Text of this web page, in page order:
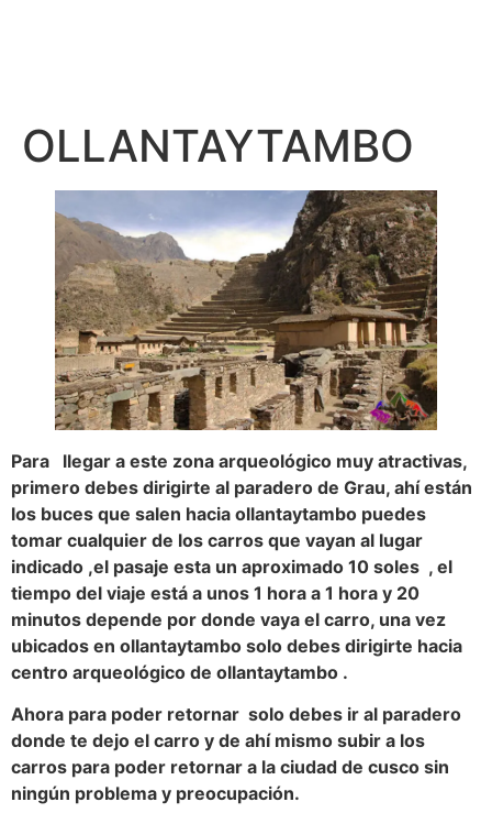
OLLANTAYTAMBO
Para llegar a este zona arqueológico muy atractivas,
primero debes dirigirte al paradero de Grau, ahí están
los buces que salen hacia ollantaytambo puedes
tomar cualquier de los carros que vayan al lugar
indicado ,el pasaje esta un aproximado 10 soles , el
tiempo del viaje está a unos 1 hora a 1 hora y 20
minutos depende por donde vaya el carro, una vez
ubicados en ollantaytambo solo debes dirigirte hacia
centro arqueológico de ollantaytambo .
Ahora para poder retornar solo debes ir al paradero
donde te dejo el carro y de ahí mismo subir a los
carros para poder retornar a la ciudad de cusco sin
ningún problema y preocupación.